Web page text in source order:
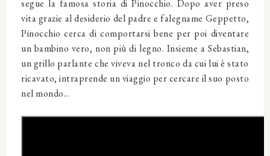
segue la famosa storia di Pinocchio. Dopo aver preso
vita grazie al desiderio del padre e falegname Geppetto,
Pinocchio cerca di comportarsi bene per poi diventare
un bambino vero, non più di legno. Insieme a Sebastian,
un grillo parlante che viveva nel tronco da cui lui è stato
ricavato, intraprende un viaggio per cercare il suo posto
nel mondo...